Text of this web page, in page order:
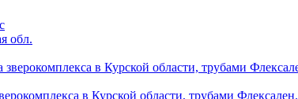
обл.
в Курской области, трубами Флексален.